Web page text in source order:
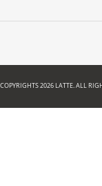
COPYRIGHTS 2026 LATTE. ALL